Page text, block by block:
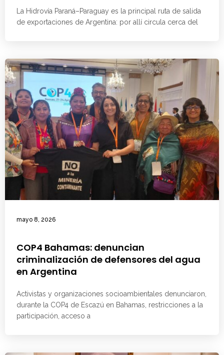
La Hidrovía Paraná–Paraguay es la principal ruta de salida
de exportaciones de Argentina: por allí circula cerca del
mayo 8, 2026
COP4 Bahamas: denuncian
criminalización de defensores del agua
en Argentina
Activistas y organizaciones socioambientales denunciaron,
durante la COP4 de Escazú en Bahamas, restricciones a la
participación, acceso a